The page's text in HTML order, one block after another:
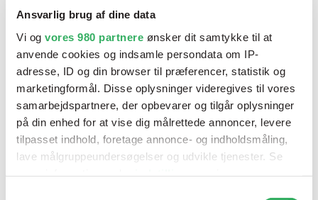
Ansvarlig brug af dine data
Vi og vores 980 partnere ønsker dit samtykke til at
anvende cookies og indsamle persondata om IP-
adresse, ID og din browser til præferencer, statistik og
marketingformål. Disse oplysninger videregives til vores
samarbejdspartnere, der opbevarer og tilgår oplysninger
på din enhed for at vise dig målrettede annoncer, levere
tilpasset indhold, foretage annonce- og indholdsmåling,
lave målgruppeundersøgelser og udvikle tjenester. Se